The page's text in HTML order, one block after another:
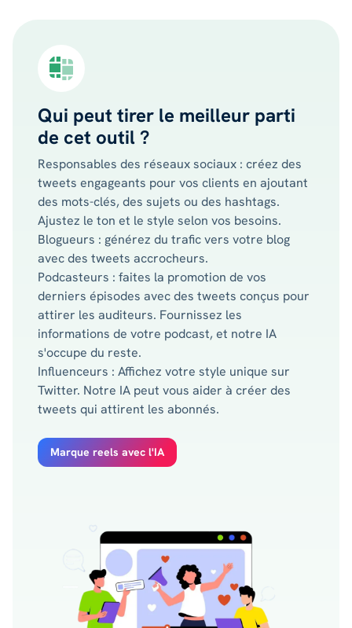
Qui peut tirer le meilleur parti
de cet outil ?
Responsables des réseaux sociaux : créez des
tweets engageants pour vos clients en ajoutant
des mots-clés, des sujets ou des hashtags.
Ajustez le ton et le style selon vos besoins.
Blogueurs : générez du trafic vers votre blog
avec des tweets accrocheurs.
Podcasteurs : faites la promotion de vos
derniers épisodes avec des tweets conçus pour
attirer les auditeurs. Fournissez les
informations de votre podcast, et notre IA
s'occupe du reste.
Influenceurs : Affichez votre style unique sur
Twitter. Notre IA peut vous aider à créer des
tweets qui attirent les abonnés.
Marque reels avec l'IA